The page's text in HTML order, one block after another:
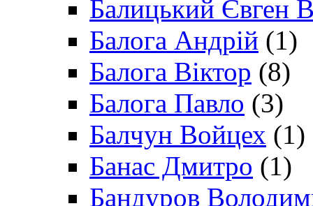
Балицький Євген
Балога Андрій (1)
Балога Віктор (8)
Балога Павло (3)
Балчун Войцех (1)
Банас Дмитро (1)
Бандуров